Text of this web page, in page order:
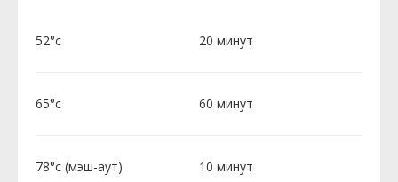
52°c 20 минут
65°c 60 минут
78°c (мэш-аут) 10 минут